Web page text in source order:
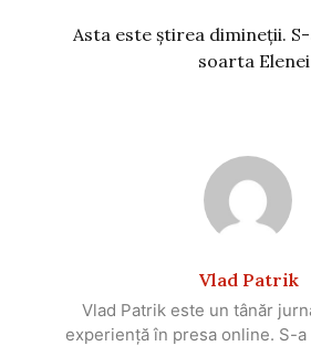
Asta este știrea dimineții.
soarta
Vlad Patrik
Vlad Patrik este un tânăr
experiență în presa online. S-